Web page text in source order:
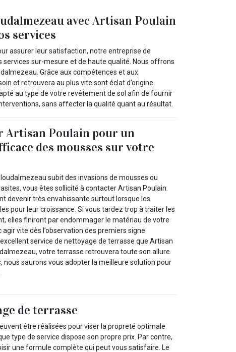
avec Artisan Poulain
services
assurer leur satisfaction, notre entreprise de
sur-mesure et de haute qualité. Nous offrons
Grâce aux compétences et aux
et retrouvera au plus vite sont éclat d’origine.
au type de votre revêtement de sol afin de fournir
sans affecter la qualité quant au résultat.
Artisan Poulain pour un
des mousses sur votre
subit des invasions de mousses ou
vous êtes sollicité à contacter Artisan Poulain.
devenir très envahissante surtout lorsque les
pour leur croissance. Si vous tardez trop à traiter les
elles finiront par endommager le matériau de votre
vite dès l’observation des premiers signe
service de nettoyage de terrasse que Artisan
votre terrasse retrouvera toute son allure.
nous saurons vous adopter la meilleure solution pour
de terrasse
être réalisées pour viser la propreté optimale
type de service dispose son propre prix. Par contre,
une formule complète qui peut vous satisfaire. Le